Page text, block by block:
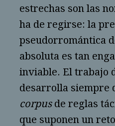
estrechas son las
ha de regirse: la
pseudorromántica
absoluta es tan
inviable. El trabajo
desarrolla siempre
corpus de reglas
que suponen un